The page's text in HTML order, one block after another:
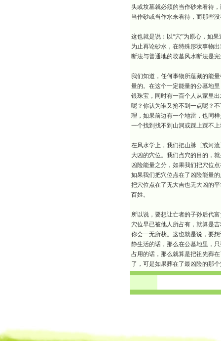
头或坟墓就必须的当作砂来看待
当作砂或当作水来看待，而那些
这也就是说：以“穴”为原心，如
为止再论砂水，在特殊形状事物
断法与普通地的坟墓风水断法是
我们知道，任何事物所蕴藏的能
量的。在这个一定能量的公墓地
银珠宝，同时有一百个人从家里
呢？你认为谁又抢不到一点呢？
理，如果前边有一个地雷，也同
一个找到找不到山洞或踩上踩不
在风水学上，我们把山脉〔或河
大凶的穴位。我们点穴的目的，
凶险能量之分，如果我们把穴位
如果我们把穴位点在了凶险能量
把穴位点在了无大吉也无大凶的
百姓。
所以说，要想让亡者的子孙后代
穴位早已被他人所占有，就算是
你会一无所获。这也就是说，要
静生活的话，那么在公墓地里，
占用的话，那么就算是把祖先葬
了，可是如果葬在了最凶险的那